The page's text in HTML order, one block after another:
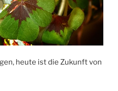
heute ist die Zukunft von